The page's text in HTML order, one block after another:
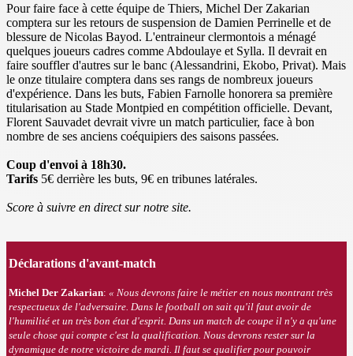
Pour faire face à cette équipe de Thiers, Michel Der Zakarian
comptera sur les retours de suspension de Damien Perrinelle et de
blessure de Nicolas Bayod. L'entraineur clermontois a ménagé
quelques joueurs cadres comme Abdoulaye et Sylla. Il devrait en
faire souffler d'autres sur le banc (Alessandrini, Ekobo, Privat). Mais
le onze titulaire comptera dans ses rangs de nombreux joueurs
d'expérience. Dans les buts, Fabien Farnolle honorera sa première
titularisation au Stade Montpied en compétition officielle. Devant,
Florent Sauvadet devrait vivre un match particulier, face à bon
nombre de ses anciens coéquipiers des saisons passées.
Coup d'envoi à 18h30.
Tarifs 5€ derrière les buts, 9€ en tribunes latérales.
Score à suivre en direct sur notre site.
Déclarations d'avant-match
Michel Der Zakarian: « Nous devrons faire le métier en nous montrant très
respectueux de l'adversaire. Dans le football on sait qu'il faut avoir de
l'humilité et un très bon état d'esprit. Dans un match de coupe il n'y a qu'une
seule chose qui compte c'est la qualification. Nous devrons rester sur la
dynamique de notre victoire de mardi. Il faut se qualifier pour pouvoir